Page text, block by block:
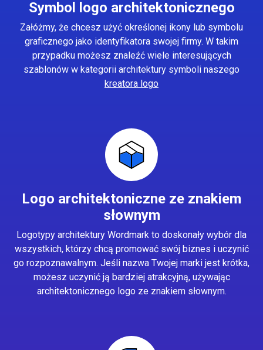
Symbol logo architektonicznego
Załóżmy, że chcesz użyć określonej ikony lub symbolu
graficznego jako identyfikatora swojej firmy. W takim
przypadku możesz znaleźć wiele interesujących
szablonów w kategorii architektury symboli naszego
kreatora logo
Logo architektoniczne ze znakiem
słownym
Logotypy architektury Wordmark to doskonały wybór dla
wszystkich, którzy chcą promować swój biznes i uczynić
go rozpoznawalnym. Jeśli nazwa Twojej marki jest krótka,
możesz uczynić ją bardziej atrakcyjną, używając
architektonicznego logo ze znakiem słownym.